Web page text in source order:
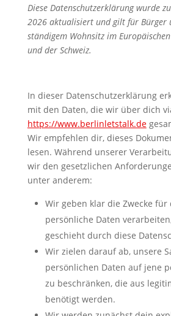
Diese Datenschutzerklärung wurde
2026 aktualisiert und gilt für Bürger
ständigem Wohnsitz im
und der Schweiz.
In dieser Datenschutzerklärung
mit den Daten, die wir über dich
https://www.berlinletstalk.de
Wir empfehlen dir, dieses
lesen. Während unserer
wir den gesetzlichen
unter anderem:
Wir geben klar die Zwecke für
persönliche Daten
geschieht durch diese
Wir zielen darauf ab, unsere
persönlichen Daten auf jene
zu beschränken, die aus
benötigt werden.